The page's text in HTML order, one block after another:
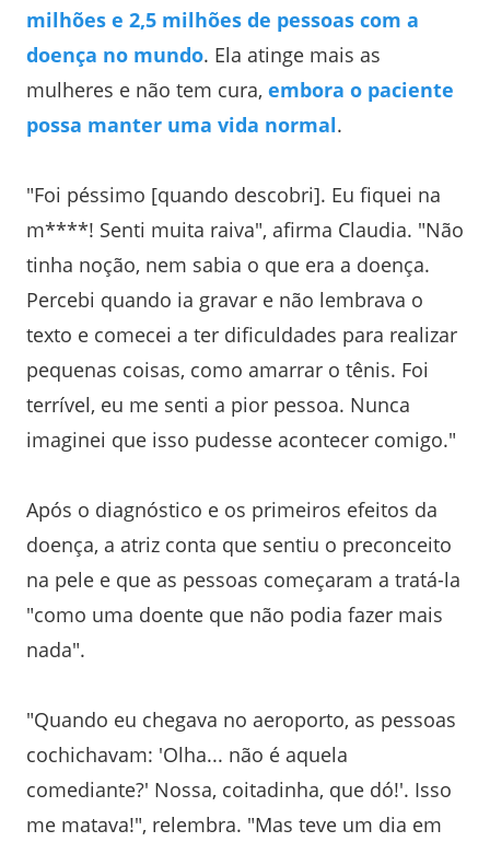
milhões e 2,5 milhões de pessoas com a
doença no mundo. Ela atinge mais as
mulheres e não tem cura, embora o paciente
possa manter uma vida normal.
"Foi péssimo [quando descobri]. Eu fiquei na
m****! Senti muita raiva", afirma Claudia. "Não
tinha noção, nem sabia o que era a doença.
Percebi quando ia gravar e não lembrava o
texto e comecei a ter dificuldades para realizar
pequenas coisas, como amarrar o tênis. Foi
terrível, eu me senti a pior pessoa. Nunca
imaginei que isso pudesse acontecer comigo."
Após o diagnóstico e os primeiros efeitos da
doença, a atriz conta que sentiu o preconceito
na pele e que as pessoas começaram a tratá-la
"como uma doente que não podia fazer mais
nada".
"Quando eu chegava no aeroporto, as pessoas
cochichavam: 'Olha... não é aquela
comediante?' Nossa, coitadinha, que dó!'. Isso
me matava!", relembra. "Mas teve um dia em